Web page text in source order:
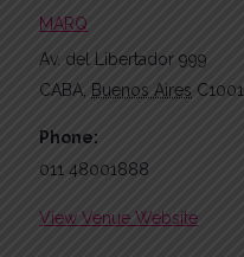
MARQ
Av. del Libertador 999
CABA Buenos Aires C1001
Phone:
011 48001888
View Venue Website